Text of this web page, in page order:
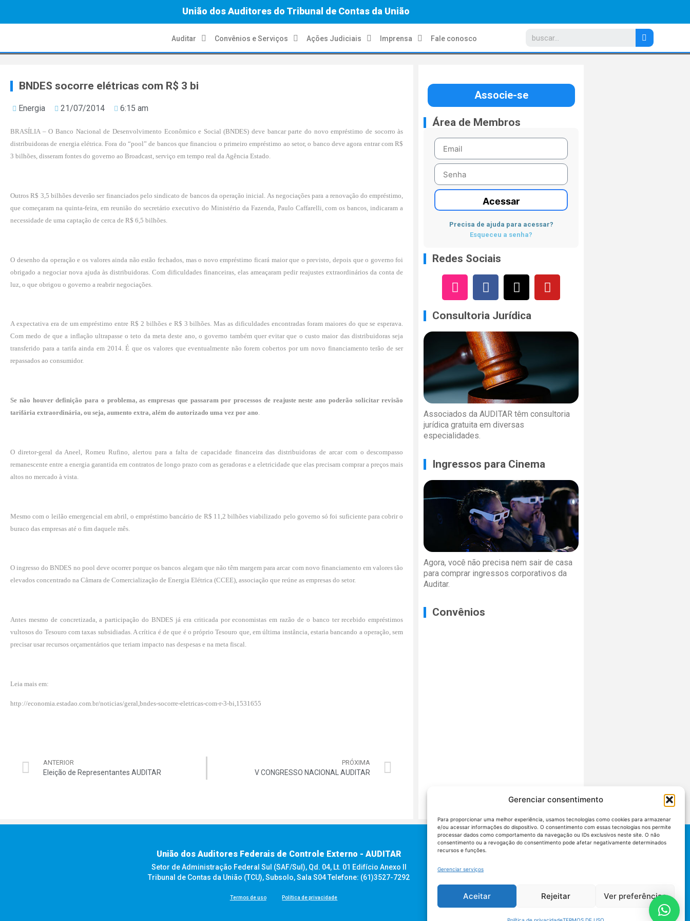
Gerenciar consentimento
Para proporcionar uma melhor experiência, usamos tecnologias como cookies para armazenar
e/ou acessar informações do dispositivo. O consentimento com essas tecnologias nos permite
processar dados como comportamento da navegação ou IDs exclusivos neste site. O não
consentimento ou a revogação do consentimento pode afetar negativamente determinados
recursos e funções.
Gerenciar serviços
Aceitar Rejeitar Ver preferências
União dos Auditores do Tribunal de Contas da União
Auditar Convênios e Serviços Ações Judiciais Imprensa Fale conosco
BNDES socorre elétricas com R$ 3 bi
Energia 21/07/2014 6:15 am
BRASÍLIA – O Banco Nacional de Desenvolvimento Econômico e Social (BNDES) deve bancar parte do novo empréstimo de socorro às
distribuidoras de energia elétrica. Fora do “pool” de bancos que financiou o primeiro empréstimo ao setor, o banco deve agora entrar com R$
3 bilhões, disseram fontes do governo ao Broadcast, serviço em tempo real da Agência Estado.
Outros R$ 3,5 bilhões deverão ser financiados pelo sindicato de bancos da operação inicial. As negociações para a renovação do empréstimo,
que começaram na quinta-feira, em reunião do secretário executivo do Ministério da Fazenda, Paulo Caffarelli, com os bancos, indicaram a
necessidade de uma captação de cerca de R$ 6,5 bilhões.
O desenho da operação e os valores ainda não estão fechados, mas o novo empréstimo ficará maior que o previsto, depois que o governo foi
obrigado a negociar nova ajuda às distribuidoras. Com dificuldades financeiras, elas ameaçaram pedir reajustes extraordinários da conta de
luz, o que obrigou o governo a reabrir negociações.
A expectativa era de um empréstimo entre R$ 2 bilhões e R$ 3 bilhões. Mas as dificuldades encontradas foram maiores do que se esperava.
Com medo de que a inflação ultrapasse o teto da meta deste ano, o governo também quer evitar que o custo maior das distribuidoras seja
transferido para a tarifa ainda em 2014. É que os valores que eventualmente não forem cobertos por um novo financiamento terão de ser
repassados ao consumidor.
Se não houver definição para o problema, as empresas que passaram por processos de reajuste neste ano poderão solicitar revisão
tarifária extraordinária, ou seja, aumento extra, além do autorizado uma vez por ano.
O diretor-geral da Aneel, Romeu Rufino, alertou para a falta de capacidade financeira das distribuidoras de arcar com o descompasso
remanescente entre a energia garantida em contratos de longo prazo com as geradoras e a eletricidade que elas precisam comprar a preços mais
altos no mercado à vista.
Mesmo com o leilão emergencial em abril, o empréstimo bancário de R$ 11,2 bilhões viabilizado pelo governo só foi suficiente para cobrir o
buraco das empresas até o fim daquele mês.
O ingresso do BNDES no pool deve ocorrer porque os bancos alegam que não têm margem para arcar com novo financiamento em valores tão
elevados concentrado na Câmara de Comercialização de Energia Elétrica (CCEE), associação que reúne as empresas do setor.
Antes mesmo de concretizada, a participação do BNDES já era criticada por economistas em razão de o banco ter recebido empréstimos
vultosos do Tesouro com taxas subsidiadas. A crítica é de que é o próprio Tesouro que, em última instância, estaria bancando a operação, sem
precisar usar recursos orçamentários que teriam impacto nas despesas e na meta fiscal.
Leia mais em:
http://economia.estadao.com.br/noticias/geral,bndes-socorre-eletricas-com-r-3-bi,1531655
ANTERIOR
Eleição de Representantes AUDITAR
PRÓXIMA
V CONGRESSO NACIONAL AUDITAR
Associe-se
Área de Membros
Acessar
Precisa de ajuda para acessar?
Esqueceu a senha?
Redes Sociais
Consultoria Jurídica
Associados da AUDITAR têm consultoria
jurídica gratuita em diversas
especialidades.
Ingressos para Cinema
Agora, você não precisa nem sair de casa
para comprar ingressos corporativos da
Auditar.
Convênios
União dos Auditores Federais de Controle Externo - AUDITAR
Setor de Administração Federal Sul (SAF/Sul), Qd. 04, Lt. 01 Edifício Anexo II
Tribunal de Contas da União (TCU), Subsolo, Sala S04 Telefone: (61)3527-7292
Termos de uso Política de privacidade